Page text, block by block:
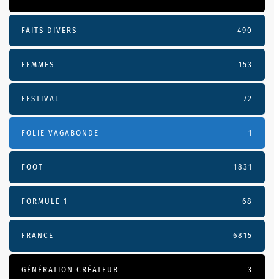
FAITS DIVERS 490
FEMMES 153
FESTIVAL 72
FOLIE VAGABONDE 1
FOOT 1831
FORMULE 1 68
FRANCE 6815
GÉNÉRATION CRÉATEUR 3